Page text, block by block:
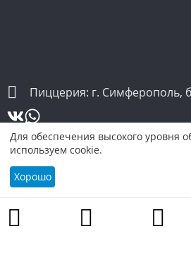
Пиццерия: г. Симферополь,
Акции
Для обеспечения высокого уровня
используем cookie.
Хорошо